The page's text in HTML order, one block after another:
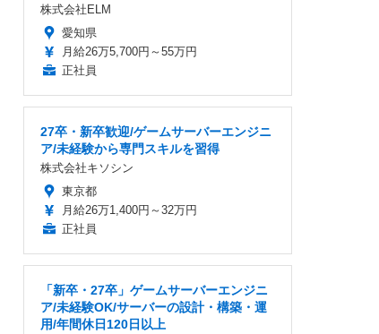
株式会社ELM
愛知県
月給26万5,700円～55万円
正社員
27卒・新卒歓迎/ゲームサーバーエンジニ
ア/未経験から専門スキルを習得
株式会社キソシン
東京都
月給26万1,400円～32万円
正社員
「新卒・27卒」ゲームサーバーエンジニ
ア/未経験OK/サーバーの設計・構築・運
用/年間休日120日以上